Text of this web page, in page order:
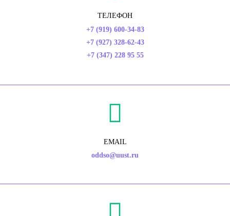
ТЕЛЕФОН
+7 (919) 600-34-83
+7 (927) 328-62-43
+7 (347) 228 95 55
EMAIL
oddso@uust.ru